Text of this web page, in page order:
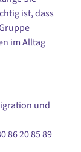
ist, dass
im Alltag
und
86 20 85 89